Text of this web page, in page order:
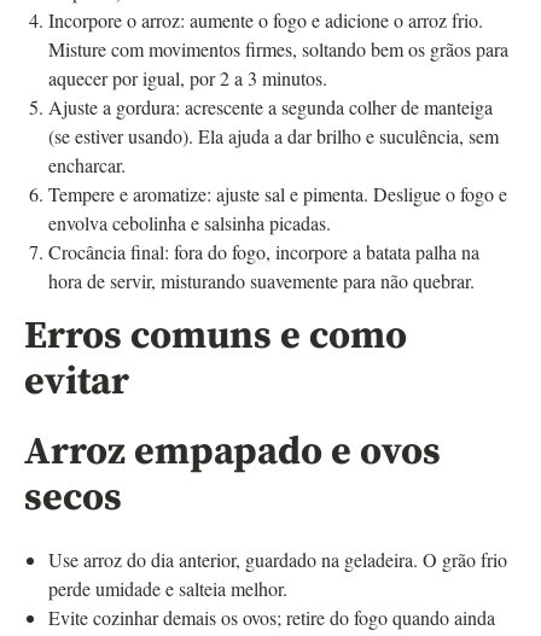
Incorpore o arroz: aumente o fogo e adicione o arroz frio.
Misture com movimentos firmes, soltando bem os grãos para
aquecer por igual, por 2 a 3 minutos.
Ajuste a gordura: acrescente a segunda colher de manteiga
(se estiver usando). Ela ajuda a dar brilho e suculência, sem
encharcar.
Tempere e aromatize: ajuste sal e pimenta. Desligue o fogo e
envolva cebolinha e salsinha picadas.
Crocância final: fora do fogo, incorpore a batata palha na
hora de servir, misturando suavemente para não quebrar.
Erros comuns e como
evitar
Arroz empapado e ovos
secos
Use arroz do dia anterior, guardado na geladeira. O grão frio
perde umidade e salteia melhor.
Evite cozinhar demais os ovos; retire do fogo quando ainda